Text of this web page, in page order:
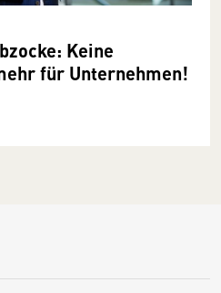
Keine
für Unternehmen!